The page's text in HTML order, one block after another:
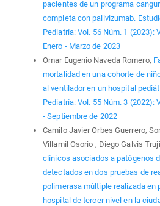
pacientes de un programa
completa con palivizumab.
Pediatría: Vol. 56 Núm. 1 (2023):
Enero - Marzo de 2023
Omar Eugenio Naveda Romero,
mortalidad en una cohorte de
al ventilador en un hospital
Pediatría: Vol. 55 Núm. 3 (2022):
- Septiembre de 2022
Camilo Javier Orbes Guerrero,
Villamil Osorio , Diego Galvis
clínicos asociados a patógenos
detectados en dos pruebas de
polimerasa múltiple realizada en
hospital de tercer nivel en la